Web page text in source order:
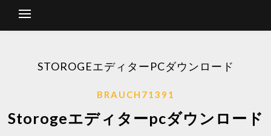
STOROGEエディターPCダウンロード
BRAUCH71391
Storogeエディターpcダウンロード